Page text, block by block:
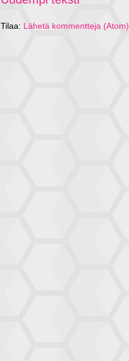
Tilaa: Lähetä kommentteja (Atom)